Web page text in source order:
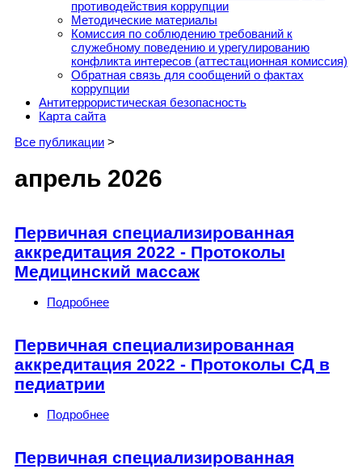
противодействия коррупции
Методические материалы
Комиссия по соблюдению требований к
служебному поведению и урегулированию
конфликта интересов (аттестационная комиссия)
Обратная связь для сообщений о фактах
коррупции
Антитеррористическая безопасность
Карта сайта
Все публикации >
апрель 2026
Первичная специализированная
аккредитация 2022 - Протоколы
Медицинский массаж
Подробнее
Первичная специализированная
аккредитация 2022 - Протоколы СД в
педиатрии
Подробнее
Первичная специализированная